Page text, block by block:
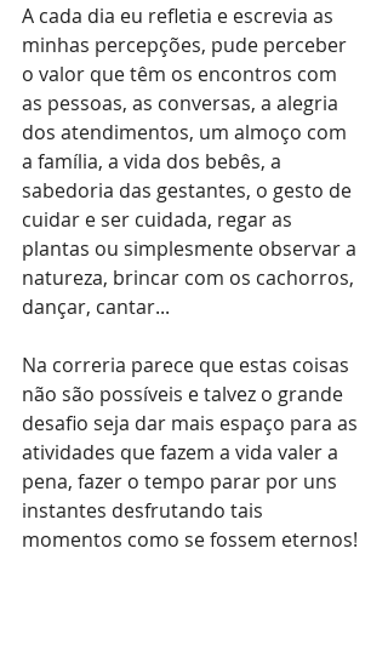
A cada dia eu refletia e escrevia as
minhas percepções, pude perceber
o valor que têm os encontros com
as pessoas, as conversas, a alegria
dos atendimentos, um almoço com
a família, a vida dos bebês, a
sabedoria das gestantes, o gesto de
cuidar e ser cuidada, regar as
plantas ou simplesmente observar a
natureza, brincar com os cachorros,
dançar, cantar...
Na correria parece que estas coisas
não são possíveis e talvez o grande
desafio seja dar mais espaço para as
atividades que fazem a vida valer a
pena, fazer o tempo parar por uns
instantes desfrutando tais
momentos como se fossem eternos!